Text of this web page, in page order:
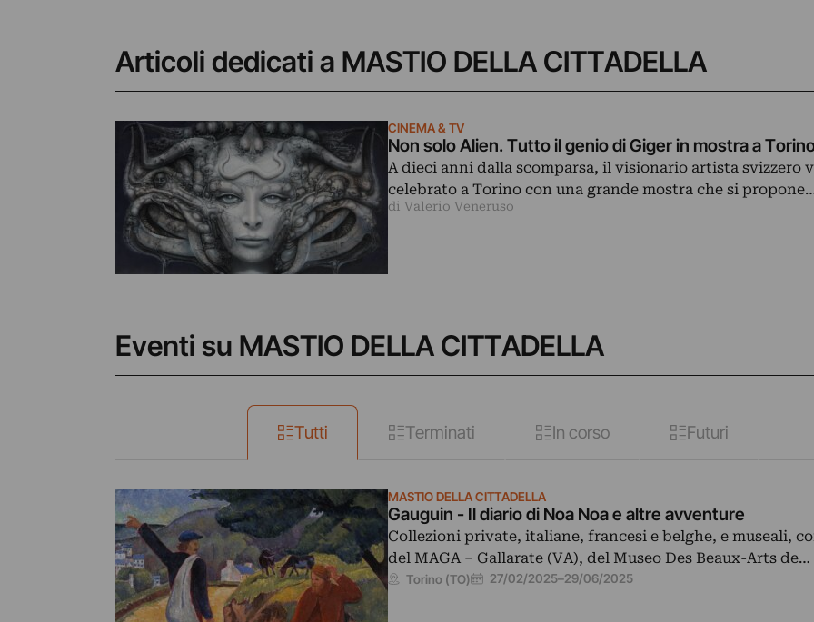
Articoli dedicati a MASTIO DELLA CITTADELLA
CINEMA & TV
Non solo Alien. Tutto il genio di Giger in mostra a
A dieci anni dalla scomparsa, il visionario artista svizzero
celebrato a Torino con una grande mostra che si
di Valerio Veneruso
Eventi su MASTIO DELLA CITTADELLA
Tutti Terminati In corso Futuri
MASTIO DELLA CITTADELLA
Gauguin - Il diario di Noa Noa e altre avventure
Collezioni private, italiane, francesi e belghe, e museali,
del MAGA – Gallarate (VA), del Museo Des Beaux-Arts de…
Torino (TO) 27/02/2025–29/06/2025